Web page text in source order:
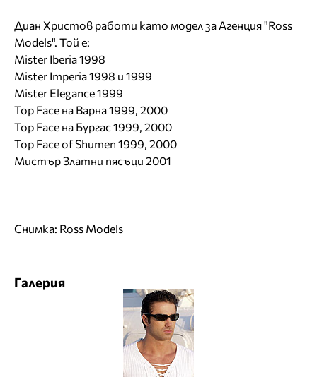
Диан Христов работи като модел за Агенция "Ross
Models". Той е:
Mister Iberia 1998
Mister Imperia 1998 и 1999
Mister Elegance 1999
Top Face на Варна 1999, 2000
Top Face на Бургас 1999, 2000
Top Face of Shumen 1999, 2000
Мистър Златни пясъци 2001
Снимка: Ross Models
Галерия